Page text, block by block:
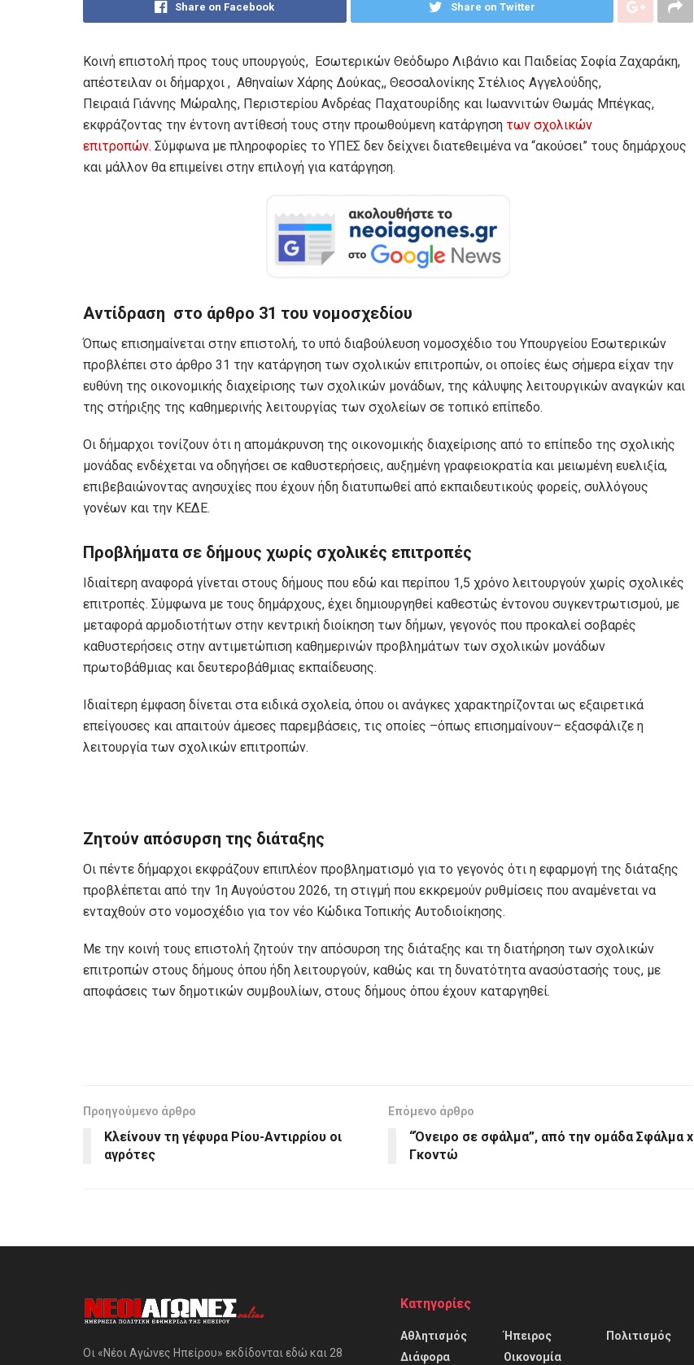
Share on Facebook Share on Twitter
Κοινή επιστολή προς τους υπουργούς, Εσωτερικών Θεόδωρο Λιβάνιο και Παιδείας Σοφία Ζαχαράκη,
απέστειλαν οι δήμαρχοι , Αθηναίων Χάρης Δούκας,, Θεσσαλονίκης Στέλιος Αγγελούδης,
Πειραιά Γιάννης Μώραλης, Περιστερίου Ανδρέας Παχατουρίδης και Ιωαννιτών Θωμάς Μπέγκας,
εκφράζοντας την έντονη αντίθεσή τους στην προωθούμενη κατάργηση των σχολικών
επιτροπών. Σύμφωνα με πληροφορίες το ΥΠΕΣ δεν δείχνει διατεθειμένα να “ακούσει” τους δημάρχους
και μάλλον θα επιμείνει στην επιλογή για κατάργηση.
Αντίδραση στο άρθρο 31 του νομοσχεδίου
Όπως επισημαίνεται στην επιστολή, το υπό διαβούλευση νομοσχέδιο του Υπουργείου Εσωτερικών
προβλέπει στο άρθρο 31 την κατάργηση των σχολικών επιτροπών, οι οποίες έως σήμερα είχαν την
ευθύνη της οικονομικής διαχείρισης των σχολικών μονάδων, της κάλυψης λειτουργικών αναγκών και
της στήριξης της καθημερινής λειτουργίας των σχολείων σε τοπικό επίπεδο.
Οι δήμαρχοι τονίζουν ότι η απομάκρυνση της οικονομικής διαχείρισης από το επίπεδο της σχολικής
μονάδας ενδέχεται να οδηγήσει σε καθυστερήσεις, αυξημένη γραφειοκρατία και μειωμένη ευελιξία,
επιβεβαιώνοντας ανησυχίες που έχουν ήδη διατυπωθεί από εκπαιδευτικούς φορείς, συλλόγους
γονέων και την ΚΕΔΕ.
Προβλήματα σε δήμους χωρίς σχολικές επιτροπές
Ιδιαίτερη αναφορά γίνεται στους δήμους που εδώ και περίπου 1,5 χρόνο λειτουργούν χωρίς σχολικές
επιτροπές. Σύμφωνα με τους δημάρχους, έχει δημιουργηθεί καθεστώς έντονου συγκεντρωτισμού, με
μεταφορά αρμοδιοτήτων στην κεντρική διοίκηση των δήμων, γεγονός που προκαλεί σοβαρές
καθυστερήσεις στην αντιμετώπιση καθημερινών προβλημάτων των σχολικών μονάδων
πρωτοβάθμιας και δευτεροβάθμιας εκπαίδευσης.
Ιδιαίτερη έμφαση δίνεται στα ειδικά σχολεία, όπου οι ανάγκες χαρακτηρίζονται ως εξαιρετικά
επείγουσες και απαιτούν άμεσες παρεμβάσεις, τις οποίες –όπως επισημαίνουν– εξασφάλιζε η
λειτουργία των σχολικών επιτροπών.
Ζητούν απόσυρση της διάταξης
Οι πέντε δήμαρχοι εκφράζουν επιπλέον προβληματισμό για το γεγονός ότι η εφαρμογή της διάταξης
προβλέπεται από την 1η Αυγούστου 2026, τη στιγμή που εκκρεμούν ρυθμίσεις που αναμένεται να
ενταχθούν στο νομοσχέδιο για τον νέο Κώδικα Τοπικής Αυτοδιοίκησης.
Με την κοινή τους επιστολή ζητούν την απόσυρση της διάταξης και τη διατήρηση των σχολικών
επιτροπών στους δήμους όπου ήδη λειτουργούν, καθώς και τη δυνατότητα ανασύστασής τους, με
αποφάσεις των δημοτικών συμβουλίων, στους δήμους όπου έχουν καταργηθεί.
Προηγούμενο άρθρο
Κλείνουν τη γέφυρα Ρίου-Αντιρρίου οι
αγρότες
Επόμενο άρθρο
“Όνειρο σε σφάλμα”, από την ομάδα Σφάλμα x
Γκοντώ
Οι «Νέοι Αγώνες Ηπείρου» εκδίδονται εδώ και 28
Κατηγορίες
Αθλητισμός
Διάφορα
Ήπειρος
Οικονομία
Πολιτισμός